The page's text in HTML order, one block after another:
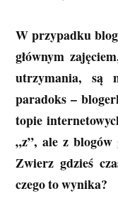
W przypadku
głównym
utrzymania, są
paradoks –
topie
„z”, ale z
Zwierz gdzieś
czego to wynika?